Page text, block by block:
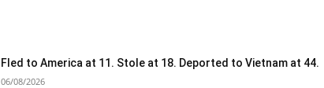
Fled to America at 11. Stole at 18. Deported to Vietnam at 44.
06/08/2026